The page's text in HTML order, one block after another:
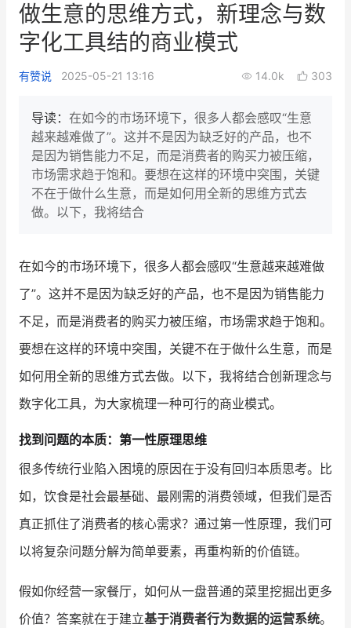
新零售大会 新零售茶会
增长产品指南
智库 产品场景库
产品更新动态
新零售资讯
培训课程
增长俱乐部
增长俱乐部 有赞商盟
商家社区 社群交流
合作共进
认证服务商 设计服务商
做生意的思维方式，新理念与数
字化工具结的商业模式
有赞说 2025-05-21 13:16 14.0k 303
导读： 在如今的市场环境下，很多人都会感叹“生意
越来越难做了”。这并不是因为缺乏好的产品，也不
是因为销售能力不足，而是消费者的购买力被压缩，
市场需求趋于饱和。要想在这样的环境中突围，关键
不在于做什么生意，而是如何用全新的思维方式去
做。以下，我将结合
在如今的市场环境下，很多人都会感叹“生意越来越难做
了”。这并不是因为缺乏好的产品，也不是因为销售能力
不足，而是消费者的购买力被压缩，市场需求趋于饱和。
要想在这样的环境中突围，关键不在于做什么生意，而是
如何用全新的思维方式去做。以下，我将结合创新理念与
数字化工具，为大家梳理一种可行的商业模式。
找到问题的本质：第一性原理思维
很多传统行业陷入困境的原因在于没有回归本质思考。比
如，饮食是社会最基础、最刚需的消费领域，但我们是否
真正抓住了消费者的核心需求？通过第一性原理，我们可
以将复杂问题分解为简单要素，再重构新的价值链。
假如你经营一家餐厅，如何从一盘普通的菜里挖掘出更多
价值？答案就在于建立基于消费者行为数据的运营系统。